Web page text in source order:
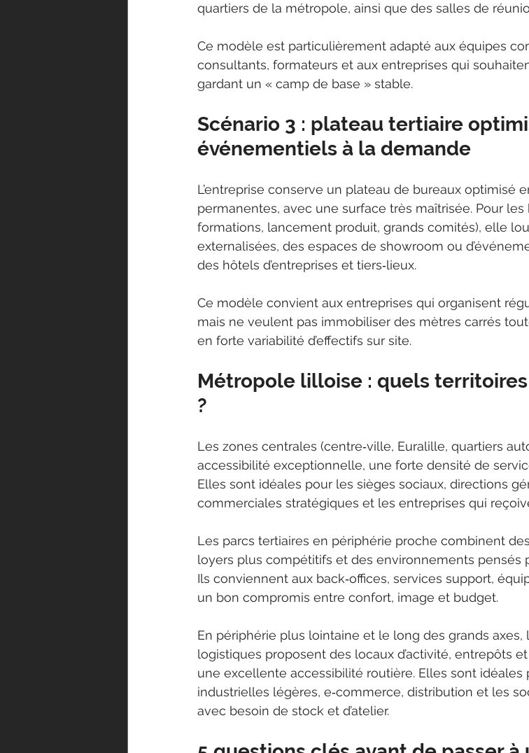
quartiers de la métropole, ainsi que des salles de
Ce modèle est particulièrement adapté aux équipes
consultants, formateurs et aux entreprises qui
gardant un « camp de base » stable.
Scénario 3 : plateau tertiaire
événementiels à la demande
L’entreprise conserve un plateau de bureaux optimisé
permanentes, avec une surface très maîtrisée. Pour
formations, lancement produit, grands comités), elle
externalisées, des espaces de showroom ou
des hôtels d’entreprises et tiers‑lieux.
Ce modèle convient aux entreprises qui organisent
mais ne veulent pas immobiliser des mètres carrés
en forte variabilité d’effectifs sur site.
Métropole lilloise : quels
?
Les zones centrales (centre‑ville, Euralille, quartiers
accessibilité exceptionnelle, une forte densité de
Elles sont idéales pour les sièges sociaux, directions
commerciales stratégiques et les entreprises qui
Les parcs tertiaires en périphérie proche combinent
loyers plus compétitifs et des environnements pensés
Ils conviennent aux back‑offices, services support,
un bon compromis entre confort, image et budget.
En périphérie plus lointaine et le long des grands axes,
logistiques proposent des locaux d’activité, entrepôts
une excellente accessibilité routière. Elles sont idéales
industrielles légères, e‑commerce, distribution et les
avec besoin de stock et d’atelier.